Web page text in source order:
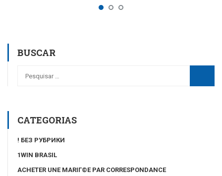
BUSCAR
CATEGORIAS
! БЕЗ РУБРИКИ
1WIN BRASIL
ACHETER UNE MARIГ©E PAR CORRESPONDANCE